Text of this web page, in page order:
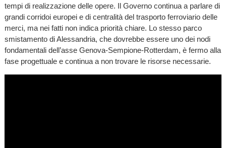
tempi di realizzazione delle opere. Il Governo continua a parlare di
grandi corridoi europei e di centralità del trasporto ferroviario delle
merci, ma nei fatti non indica priorità chiare. Lo stesso parco
smistamento di Alessandria, che dovrebbe essere uno dei nodi
fondamentali dell’asse Genova-Sempione-Rotterdam, è fermo alla
fase progettuale e continua a non trovare le risorse necessarie.